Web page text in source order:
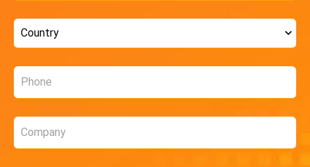
Country
Phone
Company